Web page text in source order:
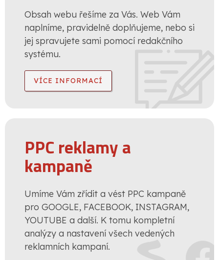
Obsah webu řešíme za Vás. Web Vám
naplníme, pravidelně doplňujeme, nebo si
jej spravujete sami pomocí redakčního
systému.
VÍCE INFORMACÍ
PPC reklamy a
kampaně
Umíme Vám zřídit a vést PPC kampaně
pro GOOGLE, FACEBOOK, INSTAGRAM,
YOUTUBE a další. K tomu kompletní
analýzy a nastavení všech vedených
reklamních kampaní.